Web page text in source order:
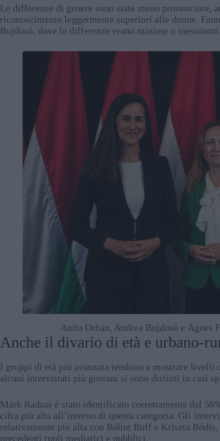
Le differenze di genere sono state meno pronunciate,
riconoscimento leggermente superiori alle donne.
Bujdosó, dove le differenze erano minime o inesistenti.
Anita Orbán, Andrea Bujdosó e Ágnes
Anche il divario di età e urbano-
I gruppi di età più avanzata tendono a mostrare livelli
alcuni intervistati più giovani si sono distinti in casi
Márk Radnai è stato identificato correttamente dal
cifra più alta all’interno di questa categoria. Gli
relativamente più alta con Bálint Ruff e Kriszta
precedenti ruoli mediatici e pubblici.